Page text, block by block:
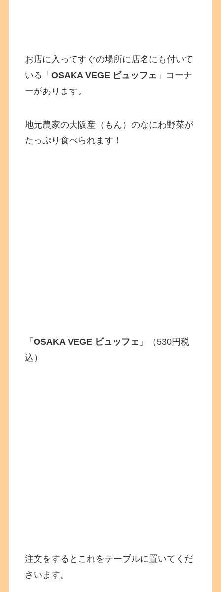
お店に入ってすぐの場所に店名にも付いて
いる「OSAKA VEGE ビュッフェ 」コーナ
ーがあります。
地元農家の大阪産（もん）のなにわ野菜が
たっぷり食べられます！
「OSAKA VEGE ビュッフェ 」（530円税
込）
注文をするとこれをテーブルに置いてくだ
さいます。